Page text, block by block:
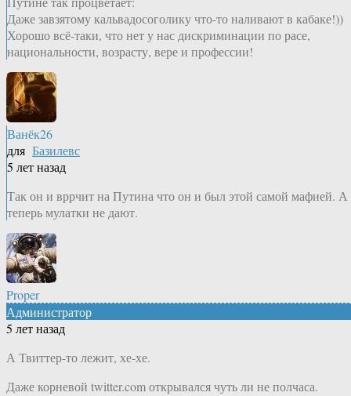
Даже завзятому кальвадосоголику что-то наливают в кабаке!))
Хорошо всё-таки, что нет у нас дискриминации по расе,
национальности, возрасту, вере и профессии!
Ванёк26
для Базилевс
5 лет назад
Так он и вррчит на Путина что он и был этой самой мафией. А
теперь мулатки не дают.
Proper
Администратор
5 лет назад
А Твиттер-то лежит, хе-хе.
Даже корневой twitter.com открывался чуть ли не полчаса.